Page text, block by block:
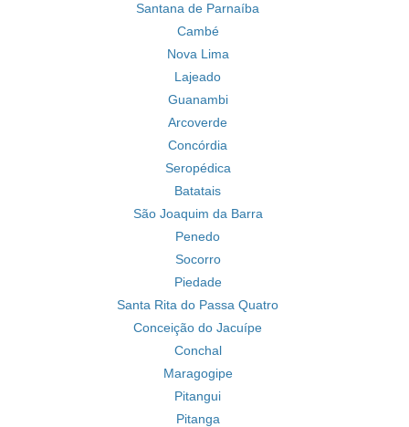
Santana de Parnaíba
Cambé
Nova Lima
Lajeado
Guanambi
Arcoverde
Concórdia
Seropédica
Batatais
São Joaquim da Barra
Penedo
Socorro
Piedade
Santa Rita do Passa Quatro
Conceição do Jacuípe
Conchal
Maragogipe
Pitangui
Pitanga